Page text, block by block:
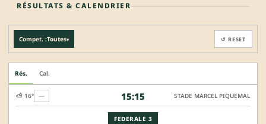
RÉSULTATS & CALENDRIER
Compet. :Toutes▾ ↺ RESET
Rés. Cal.
15:15
FEDERALE 3
⛅ 16° — STADE MARCEL PIQUEMAL